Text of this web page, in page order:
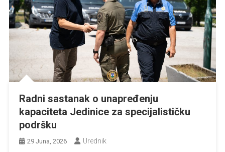
Radni sastanak o unapređenju
kapaciteta Jedinice za specijalističku
podršku
29 Juna, 2026 Urednik